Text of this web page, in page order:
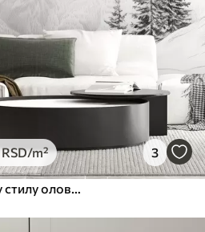
RSD/m² 3